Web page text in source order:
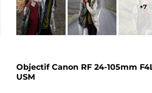
+7
Objectif Canon RF 24-105mm
USM